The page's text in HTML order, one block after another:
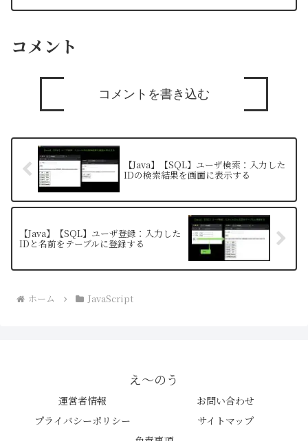
コメント
コメントを書き込む
【Java】【SQL】ユーザ検索：入力した
IDの検索結果を画面に表示する
【Java】【SQL】ユーザ登録：入力した
IDと名前をテーブルに登録する
ホーム JavaScript
え〜のう
運営者情報
お問い合わせ
プライバシーポリシー
サイトマップ